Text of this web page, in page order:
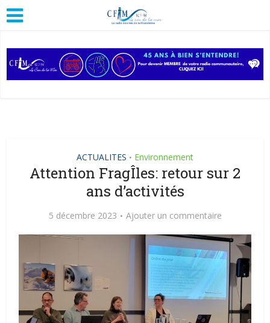
ACTUALITES • Environnement
Attention FragÎles: retour sur 2
ans d’activités
5 décembre 2023 Ajouter un commentaire